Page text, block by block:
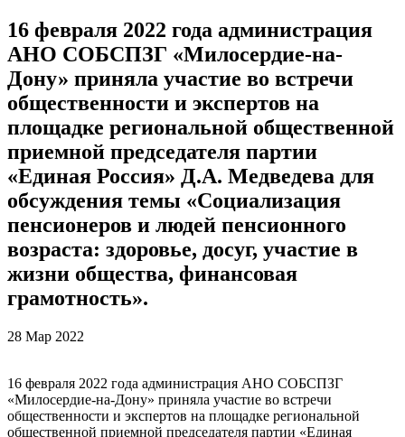
16 февраля 2022 года администрация
АНО СОБСПЗГ «Милосердие-на-
Дону» приняла участие во встречи
общественности и экспертов на
площадке региональной общественной
приемной председателя партии
«Единая Россия» Д.А. Медведева для
обсуждения темы «Социализация
пенсионеров и людей пенсионного
возраста: здоровье, досуг, участие в
жизни общества, финансовая
грамотность».
28 Мар 2022
16 февраля 2022 года администрация АНО СОБСПЗГ
«Милосердие-на-Дону» приняла участие во встречи
общественности и экспертов на площадке региональной
общественной приемной председателя партии «Единая